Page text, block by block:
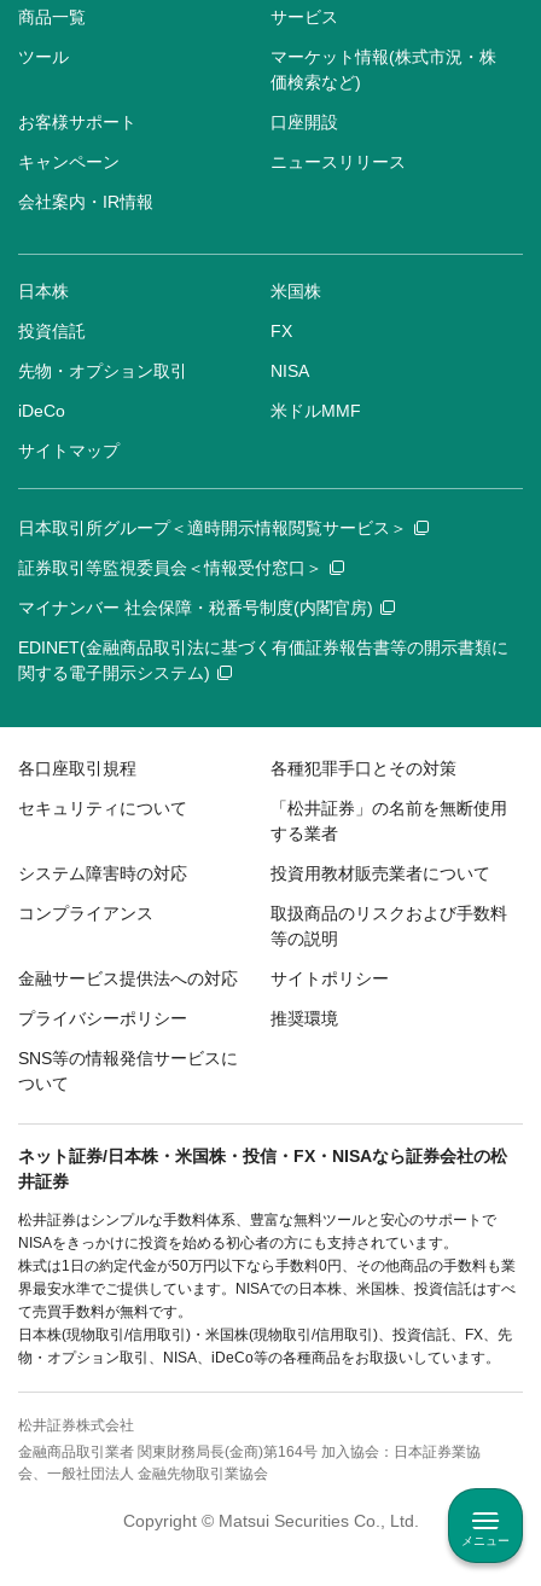
メニュー
商品一覧 サービス
ツール
マーケット情報(株式市況・株
価検索など)
お客様サポート 口座開設
キャンペーン ニュースリリース
会社案内・IR情報
日本株 米国株
投資信託 FX
先物・オプション取引 NISA
iDeCo 米ドルMMF
サイトマップ
日本取引所グループ＜適時開示情報閲覧サービス＞
証券取引等監視委員会＜情報受付窓口＞
マイナンバー 社会保障・税番号制度(内閣官房)
EDINET(金融商品取引法に基づく有価証券報告書等の開示書類に
関する電子開示システム)
各口座取引規程 各種犯罪手口とその対策
セキュリティについて
「松井証券」の名前を無断使用
する業者
システム障害時の対応 投資用教材販売業者について
コンプライアンス
取扱商品のリスクおよび手数料
等の説明
金融サービス提供法への対応 サイトポリシー
プライバシーポリシー 推奨環境
SNS等の情報発信サービスに
ついて
ネット証券/日本株・米国株・投信・FX・NISAなら証券会社の松
井証券
松井証券はシンプルな手数料体系、豊富な無料ツールと安心のサポートで
NISAをきっかけに投資を始める初心者の方にも支持されています。
株式は1日の約定代金が50万円以下なら手数料0円、その他商品の手数料も業
界最安水準でご提供しています。NISAでの日本株、米国株、投資信託はすべ
て売買手数料が無料です。
日本株(現物取引/信用取引)・米国株(現物取引/信用取引)、投資信託、FX、先
物・オプション取引、NISA、iDeCo等の各種商品をお取扱いしています。
松井証券株式会社
金融商品取引業者 関東財務局長(金商)第164号 加入協会：日本証券業協
会、一般社団法人 金融先物取引業協会
Copyright © Matsui Securities Co., Ltd.